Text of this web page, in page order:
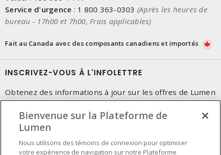
Service d'urgence : 1 800 363-0303 (Après les heures de
bureau - 17h00 et 7h00, Frais applicables)
Fait au Canada avec des composants canadiens et importés
INSCRIVEZ-VOUS À L'INFOLETTRE
Obtenez des informations à jour sur les offres de Lumen
Bienvenue sur la Plateforme de
Lumen
Nous utilisons des témoins de connexion pour optimiser
votre expérience de navigation sur notre Plateforme